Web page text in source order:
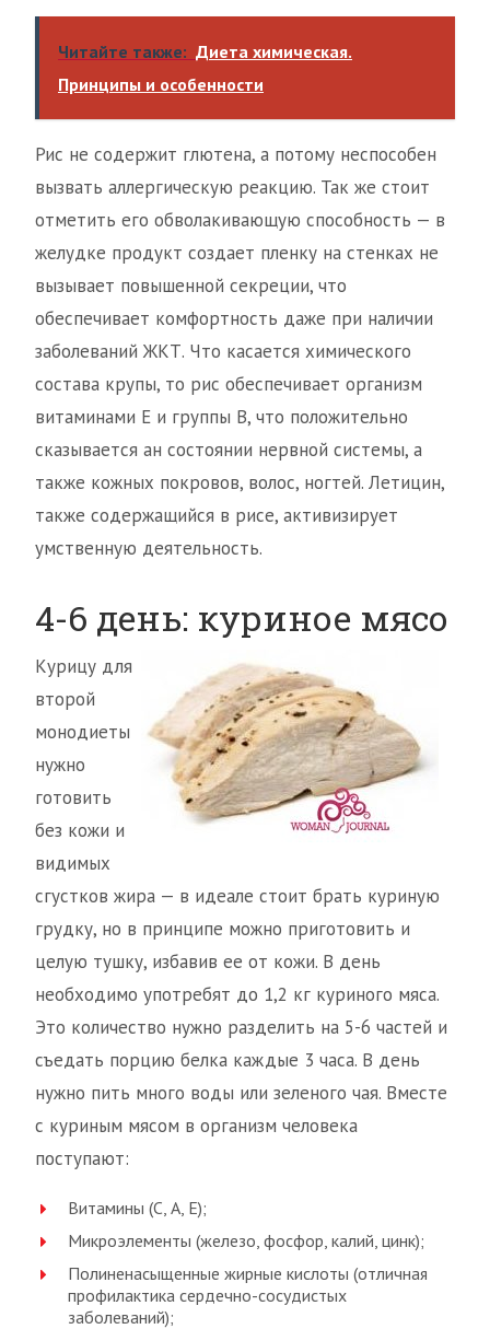
Читайте также: Диета химическая.
Принципы и особенности
Рис не содержит глютена, а потому неспособен
вызвать аллергическую реакцию. Так же стоит
отметить его обволакивающую способность — в
желудке продукт создает пленку на стенках не
вызывает повышенной секреции, что
обеспечивает комфортность даже при наличии
заболеваний ЖКТ. Что касается химического
состава крупы, то рис обеспечивает организм
витаминами Е и группы В, что положительно
сказывается ан состоянии нервной системы, а
также кожных покровов, волос, ногтей. Летицин,
также содержащийся в рисе, активизирует
умственную деятельность.
4-6 день: куриное мясо
Курицу для
второй
монодиеты
нужно
готовить
без кожи и
видимых
сгустков жира — в идеале стоит брать куриную
грудку, но в принципе можно приготовить и
целую тушку, избавив ее от кожи. В день
необходимо употребят до 1,2 кг куриного мяса.
Это количество нужно разделить на 5-6 частей и
съедать порцию белка каждые 3 часа. В день
нужно пить много воды или зеленого чая. Вместе
с куриным мясом в организм человека
поступают:
Витамины (С, А, Е);
Микроэлементы (железо, фосфор, калий, цинк);
Полиненасыщенные жирные кислоты (отличная
профилактика сердечно-сосудистых
заболеваний);